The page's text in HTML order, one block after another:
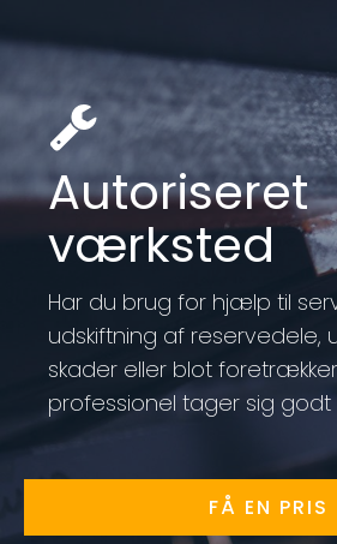
Autoriseret
værksted
Har du brug for hjælp til
udskiftning af reservedele,
skader eller blot
professionel tager sig godt
FÅ EN PRIS